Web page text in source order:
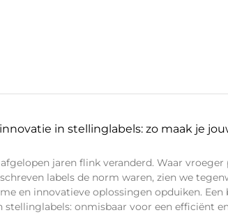
in stellinglabels: zo maak je
jaren flink veranderd. Waar vroeger
labels de norm waren, zien we
en innovatieve oplossingen opduiken. Een
stellinglabels: onmisbaar voor een efficiënt